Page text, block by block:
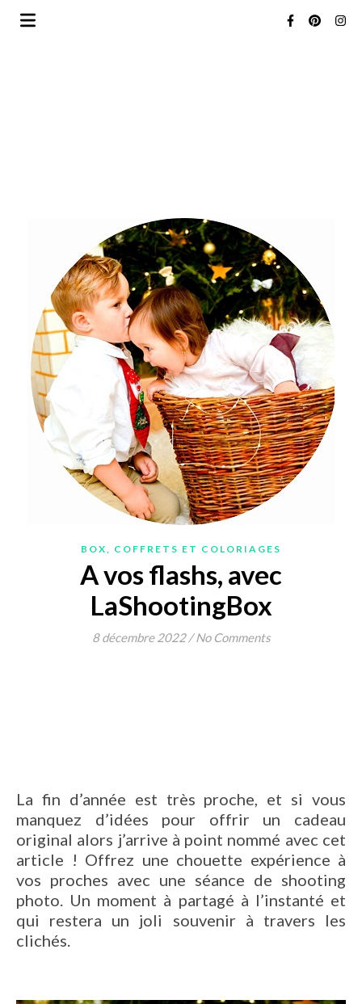
BOX, COFFRETS ET COLORIAGES
A vos flashs, avec
LaShootingBox
8 décembre 2022 / No Comments
La fin d’année est très proche, et si vous
manquez d’idées pour offrir un cadeau
original alors j’arrive à point nommé avec cet
article ! Offrez une chouette expérience à
vos proches avec une séance de shooting
photo. Un moment à partagé à l’instanté et
qui restera un joli souvenir à travers les
clichés.